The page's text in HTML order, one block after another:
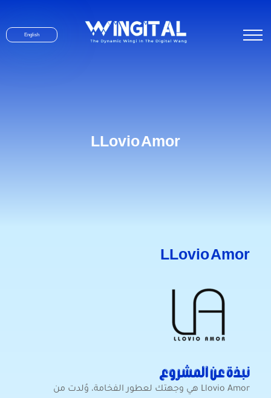
English
LLovio Amor
LLovio Amor
نبذة عن المشروع
Llovio Amor هي وجهتك لعطور الفخامة، وُلدت من